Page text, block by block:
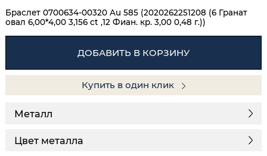
Браслет 0700634-00320 Au 585 (2020262251208 (6 Гранат
овал 6,00*4,00 3,156 ct ,12 Фиан. кр. 3,00 0,48 г.))
ДОБАВИТЬ В КОРЗИНУ
Купить в один клик
Металл
Цвет металла